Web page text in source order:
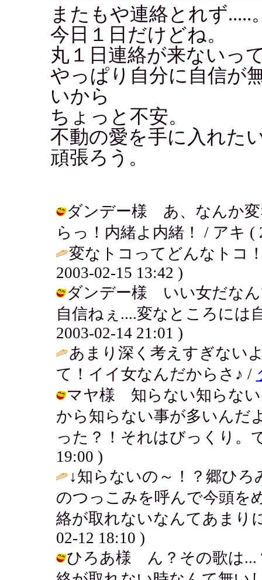
またもや連絡とれず.....
今日１日だけどね。
丸１日連絡が来ないっ
やっぱり自分に自信が
いから
ちょっと不安。
不動の愛を手に入れた
頑張ろう。
ダンデー様 あ、なんか変
らっ！内緒よ内緒！ / アキ (
変なトコってどんなトコ
2003-02-15 13:42 )
ダンデー様 いい女だなん
自信ねぇ....変なところには
2003-02-14 21:01 )
あまり深く考えすぎない
て！イイ女なんだからさ♪ /
マヤ様 知らない知らな
から知らない事が多いんだ
った？！それはびっくり。
19:00 )
↓知らないの～！？郷ひ
のつっこみを呼んで今頭を
絡が取れないなんてあまり
02-12 18:10 )
ひろあ様 ん？その歌は...